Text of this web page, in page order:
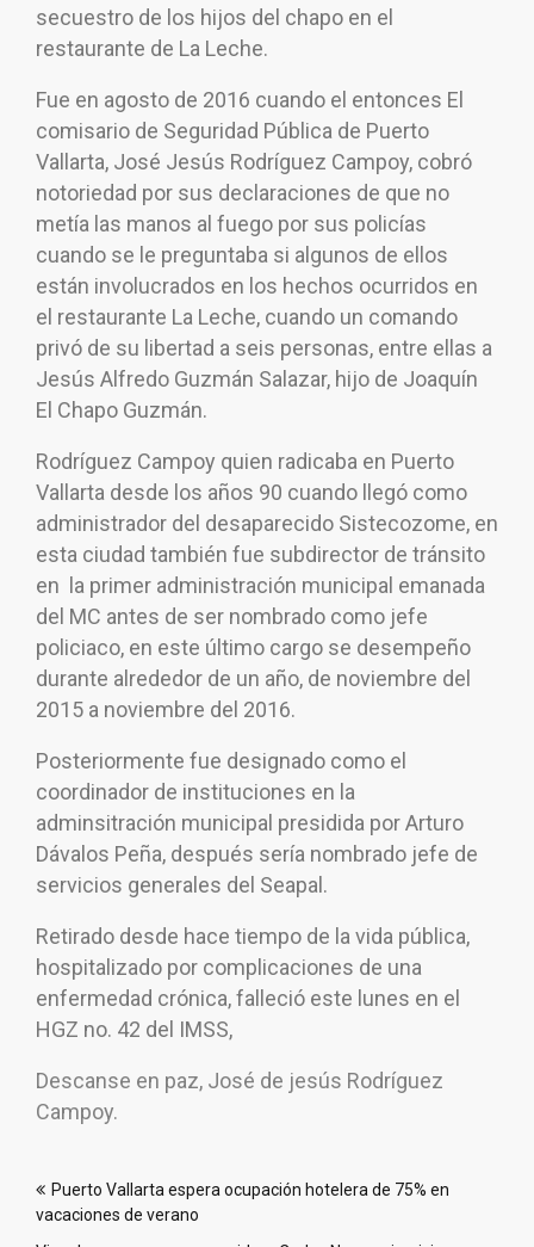
secuestro de los hijos del chapo en el
restaurante de La Leche.
Fue en agosto de 2016 cuando el entonces El
comisario de Seguridad Pública de Puerto
Vallarta, José Jesús Rodríguez Campoy, cobró
notoriedad por sus declaraciones de que no
metía las manos al fuego por sus policías
cuando se le preguntaba si algunos de ellos
están involucrados en los hechos ocurridos en
el restaurante La Leche, cuando un comando
privó de su libertad a seis personas, entre ellas a
Jesús Alfredo Guzmán Salazar, hijo de Joaquín
El Chapo Guzmán.
Rodríguez Campoy quien radicaba en Puerto
Vallarta desde los años 90 cuando llegó como
administrador del desaparecido Sistecozome, en
esta ciudad también fue subdirector de tránsito
en la primer administración municipal emanada
del MC antes de ser nombrado como jefe
policiaco, en este último cargo se desempeño
durante alrededor de un año, de noviembre del
2015 a noviembre del 2016.
Posteriormente fue designado como el
coordinador de instituciones en la
adminsitración municipal presidida por Arturo
Dávalos Peña, después sería nombrado jefe de
servicios generales del Seapal.
Retirado desde hace tiempo de la vida pública,
hospitalizado por complicaciones de una
enfermedad crónica, falleció este lunes en el
HGZ no. 42 del IMSS,
Descanse en paz, José de jesús Rodríguez
Campoy.
dePuerto Vallarta espera ocupación hotelera de 75% en
vacaciones de verano